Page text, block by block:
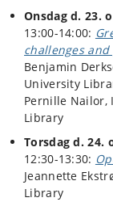
Onsdag d. 23.
13:00-14:00:
challenges
Benjamin
University
Pernille Nailor,
Library
Torsdag d. 24.
12:30-13:30:
Jeannette
Library